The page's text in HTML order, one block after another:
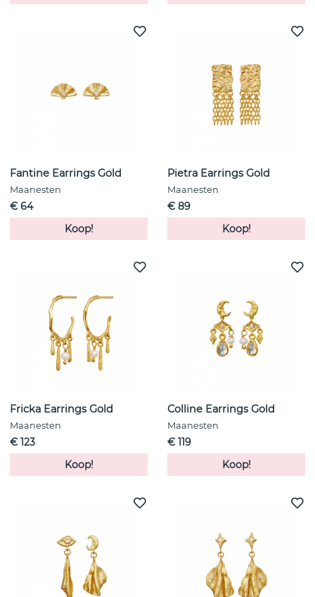
Fantine Earrings Gold
Maanesten
€ 64
Koop!
Pietra Earrings Gold
Maanesten
€ 89
Koop!
Fricka Earrings Gold
Maanesten
€ 123
Koop!
Colline Earrings Gold
Maanesten
€ 119
Koop!